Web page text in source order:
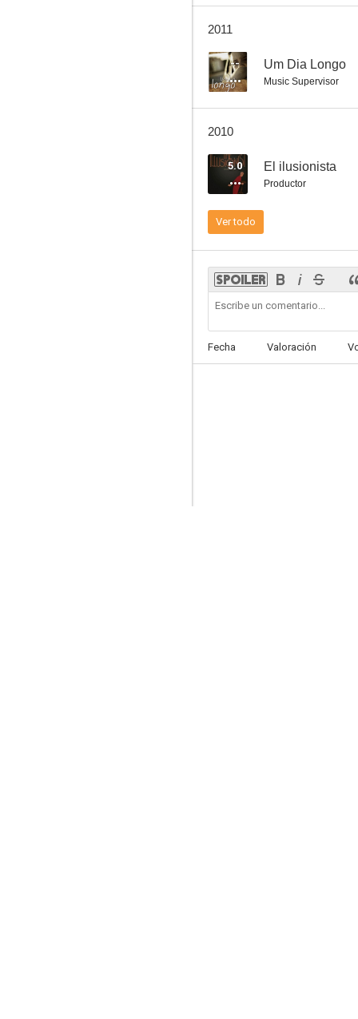
2011
-- Um Dia Longo
Music Supervisor
2010
5.0 El ilusionista
Productor
Ver todo
Fecha Valoración